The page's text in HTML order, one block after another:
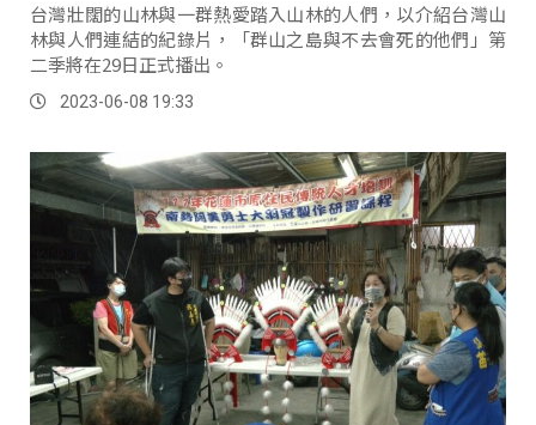
台灣壯闊的山林與一群熱愛踏入山林的人們，以介紹台灣山
林與人們連結的紀錄片，「群山之島與不去會死的他們」第
二季將在29日正式播出。
2023-06-08 19:33